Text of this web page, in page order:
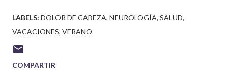
LABELS: DOLOR DE CABEZA NEUROLOGÍA SALUD
VACACIONES VERANO
COMPARTIR